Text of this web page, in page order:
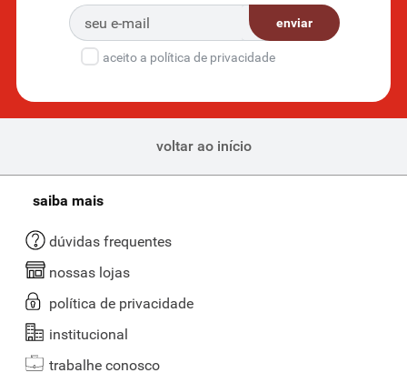
enviar
aceito a política de privacidade
voltar ao início
saiba mais
dúvidas frequentes
nossas lojas
política de privacidade
institucional
trabalhe conosco